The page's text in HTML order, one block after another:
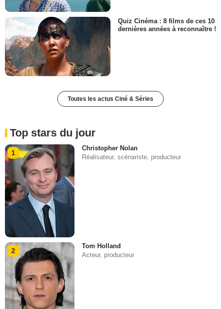
Quiz Cinéma : 8 films de ces 10
dernières années à reconnaître !
Toutes les actus Ciné & Séries
Top stars du jour
1
Christopher Nolan
Réalisateur, scénariste, producteur
2
Tom Holland
Acteur, producteur